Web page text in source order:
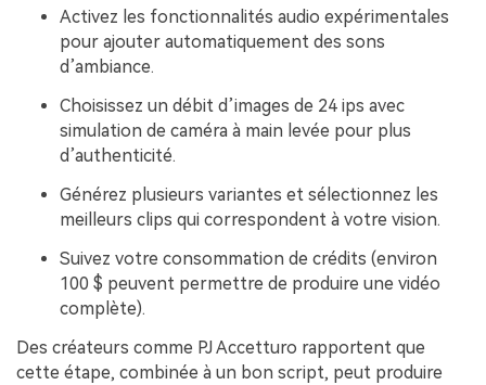
Activez les fonctionnalités audio expérimentales
pour ajouter automatiquement des sons
d’ambiance.
Choisissez un débit d’images de 24 ips avec
simulation de caméra à main levée pour plus
d’authenticité.
Générez plusieurs variantes et sélectionnez les
meilleurs clips qui correspondent à votre vision.
Suivez votre consommation de crédits (environ
100 $ peuvent permettre de produire une vidéo
complète).
Des créateurs comme PJ Accetturo rapportent que
cette étape, combinée à un bon script, peut produire